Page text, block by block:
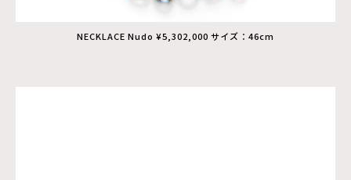
NECKLACE Nudo ¥5,302,000 サイズ：46cm